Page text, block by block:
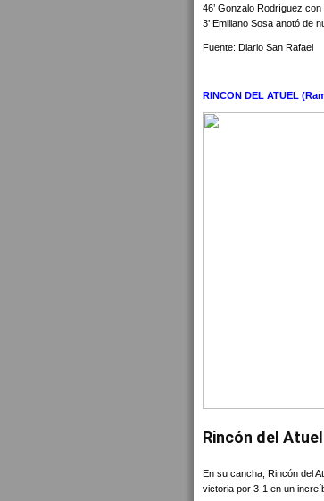
46’ Gonzalo Rodríguez
3’ Emiliano Sosa anotó de
Fuente: Diario San Rafael
RINCON DEL ATUEL
Rincón del
En su cancha, Rincón del
victoria por 3-1 en un